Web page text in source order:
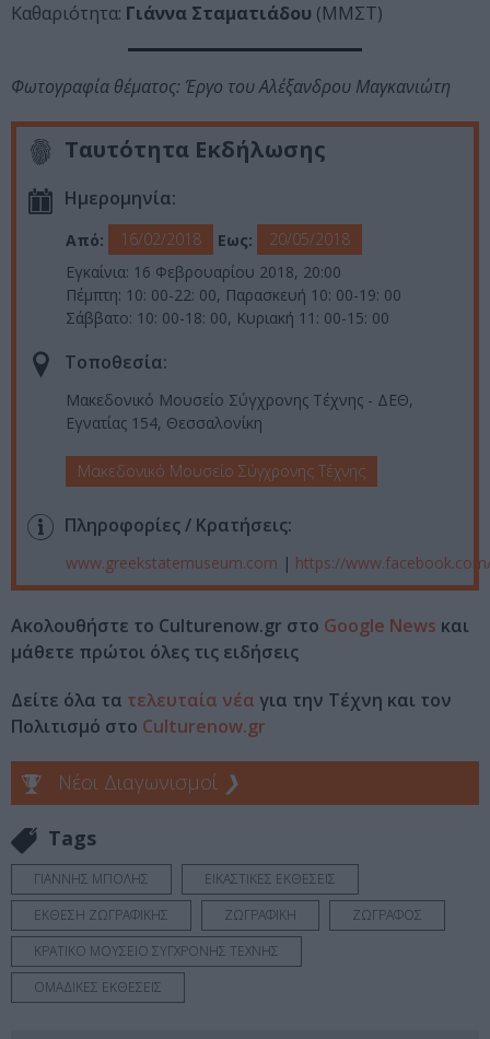
Καθαριότητα: Γιάννα Σταματιάδου (ΜΜΣΤ)
Φωτογραφία θέματος: Έργο του Αλέξανδρου Μαγκανιώτη
Ταυτότητα Εκδήλωσης
Ημερομηνία:
Από: 16/02/2018 Εως:
20/05/2018
Εγκαίνια: 16 Φεβρουαρίου 2018, 20:00
Πέμπτη: 10: 00-22: 00, Παρασκευή 10: 00-19: 00
Σάββατο: 10: 00-18: 00, Κυριακή 11: 00-15: 00
Τοποθεσία:
Μακεδονικό Μουσείο Σύγχρονης Τέχνης - ΔΕΘ,
Εγνατίας 154, Θεσσαλονίκη
Μακεδονικό Μουσείο Σύγχρονης Τέχνης
Πληροφορίες / Κρατήσεις:
www.greekstatemuseum.com | https://
Ακολουθήστε το Culturenow.gr στο Google News και
μάθετε πρώτοι όλες τις ειδήσεις
Δείτε όλα τα τελευταία νέα για την Τέχνη και τον
Πολιτισμό στο Culturenow.gr
Νέοι Διαγωνισμοί ❯
Tags
ΓΙΑΝΝΗΣ ΜΠΟΛΗΣ
ΕΙΚΑΣΤΙΚΕΣ ΕΚΘΕΣΕΙΣ
ΕΚΘΕΣΗ ΖΩΓΡΑΦΙΚΗΣ
ΖΩΓΡΑΦΙΚΗ
ΖΩΓΡΑΦΟΣ
ΚΡΑΤΙΚΟ ΜΟΥΣΕΙΟ ΣΥΓΧΡΟΝΗΣ ΤΕΧΝΗΣ
ΟΜΑΔΙΚΕΣ ΕΚΘΕΣΕΙΣ